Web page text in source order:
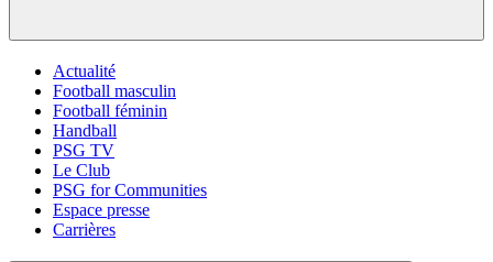
Actualité
Football masculin
Football féminin
Handball
PSG TV
Le Club
PSG for Communities
Espace presse
Carrières